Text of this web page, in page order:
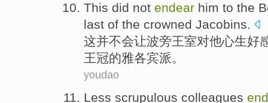
This did not endear him to the
last of the crowned Jacobins.
这并不会让波旁王室对他心生好
王冠的雅各宾派。
youdao
Less scrupulous colleagues